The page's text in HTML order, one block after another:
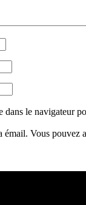
le navigateur
Vous pouvez